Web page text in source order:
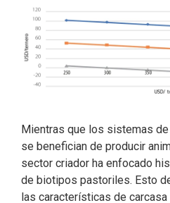
Mientras que los sistemas
se benefician de producir
sector criador ha enfocado
de biotipos pastoriles. Esto
las características de carcasa